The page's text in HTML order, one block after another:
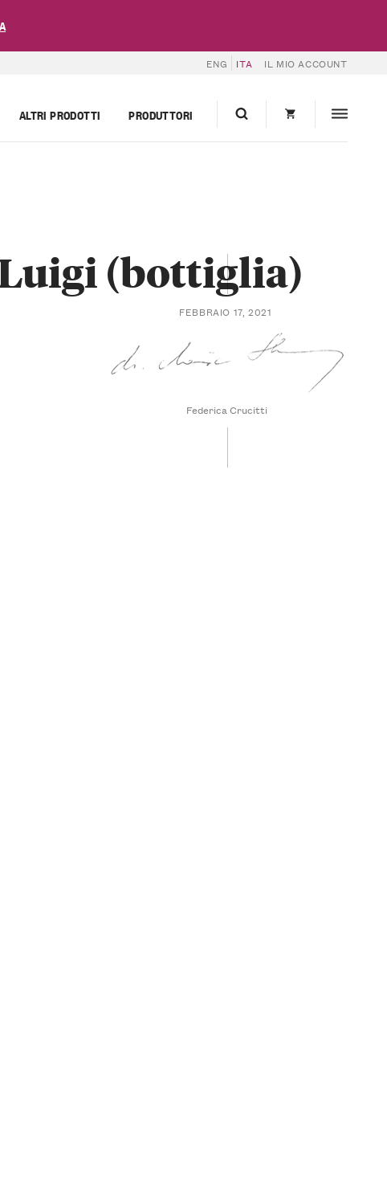
ENG ITA IL MIO ACCOUNT
ALTRI PRODOTTI PRODUTTORI
Luigi (bottiglia)
FEBBRAIO 17, 2021
Federica Crucitti